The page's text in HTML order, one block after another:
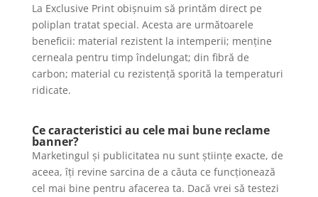
La Exclusive Print obișnuim să printăm direct pe
poliplan tratat special. Acesta are următoarele
beneficii: material rezistent la intemperii; menține
cerneala pentru timp îndelungat; din fibră de
carbon; material cu rezistență sporită la temperaturi
ridicate.
Ce caracteristici au cele mai bune reclame
banner?
Marketingul și publicitatea nu sunt științe exacte, de
aceea, îți revine sarcina de a căuta ce funcționează
cel mai bine pentru afacerea ta. Dacă vrei să testezi